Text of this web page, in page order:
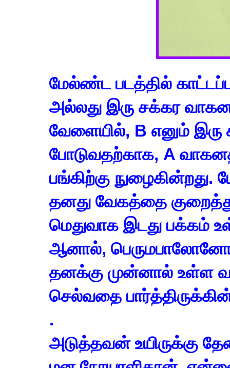
மேல்ண்ட படத்தில்
அல்லது இரு சக்கர
வேளையில், B எனும்
போடுவதற்காக, A
பங்கிற்கு நுழைகின்றது.
தனது வேகத்தை
மெதுவாக இடது பக்கம்
ஆனால்,
தனக்கு முன்னால் உள்ள
செல்வதை
.
அடுத்தவன் உயிருக்கு